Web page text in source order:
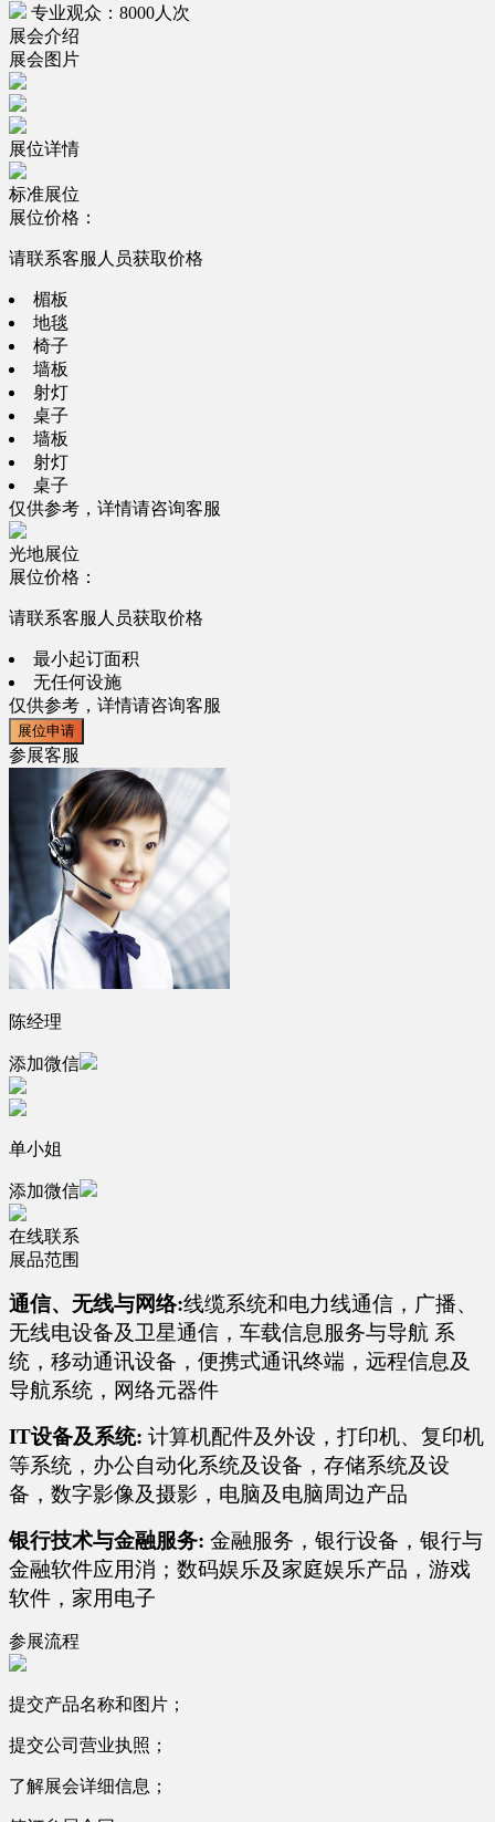
专业观众：8000人次
展会介绍
展会图片
展位详情
标准展位
展位价格：
请联系客服人员获取价格
楣板
地毯
椅子
墙板
射灯
桌子
墙板
射灯
桌子
仅供参考，详情请咨询客服
光地展位
展位价格：
请联系客服人员获取价格
最小起订面积
无任何设施
仅供参考，详情请咨询客服
展位申请
参展客服
陈经理
添加微信
单小姐
添加微信
在线联系
展品范围
通信、无线与网络:线缆系统和电力线通信，广播、
无线电设备及卫星通信，车载信息服务与导航 系
统，移动通讯设备，便携式通讯终端，远程信息及
导航系统，网络元器件
IT设备及系统: 计算机配件及外设，打印机、复印机
等系统，办公自动化系统及设备，存储系统及设
备，数字影像及摄影，电脑及电脑周边产品
银行技术与金融服务: 金融服务，银行设备，银行与
金融软件应用消；数码娱乐及家庭娱乐产品，游戏
软件，家用电子
参展流程
提交产品名称和图片；
提交公司营业执照；
了解展会详细信息；